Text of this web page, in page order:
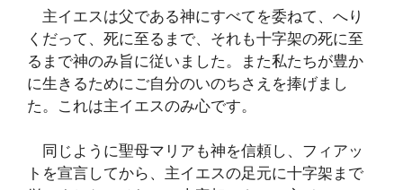
主イエスは父である神にすべてを委ねて、へり
くだって、死に至るまで、それも十字架の死に至
るまで神のみ旨に従いました。また私たちが豊か
に生きるためにご自分のいのちさえを捧げまし
た。これは主イエスのみ心です。
同じように聖母マリアも神を信頼し、フィアッ
トを宣言してから、主イエスの足元に十字架まで